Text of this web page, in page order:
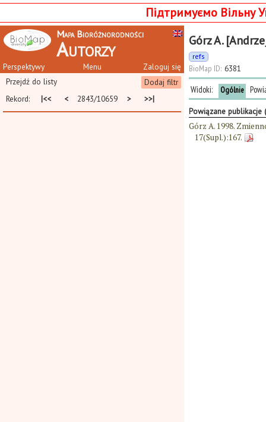
Підтримуємо Вільну
Mapa Bioróżnorodności
Autorzy
Perspektywy Zaloguj się
Menu
Dodaj filtr
Przejdź do listy
Rekord:
|<< < 2843/10659 > >>|
Górz A.
refs
BioMap ID: 6381
Widoki: Ogólnie
Powiązane publikacje
Górz A. 1998.
17(Supl.):167.